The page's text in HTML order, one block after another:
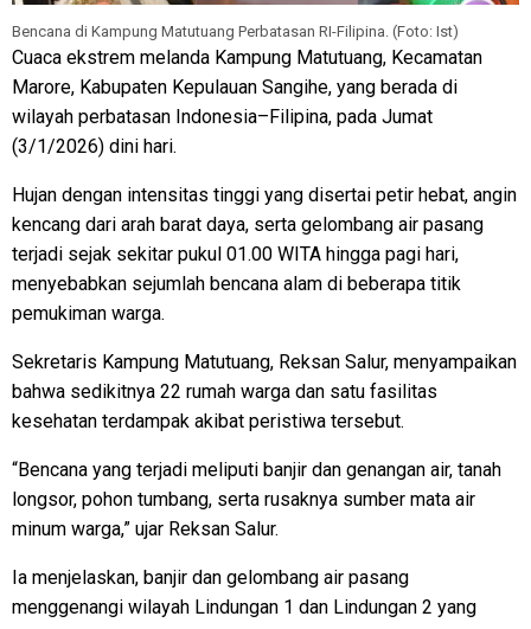
Bencana di Kampung Matutuang Perbatasan RI-Filipina. (Foto: Ist)
Cuaca ekstrem melanda Kampung Matutuang, Kecamatan
Marore, Kabupaten Kepulauan Sangihe, yang berada di
wilayah perbatasan Indonesia–Filipina, pada Jumat
(3/1/2026) dini hari.
Hujan dengan intensitas tinggi yang disertai petir hebat, angin
kencang dari arah barat daya, serta gelombang air pasang
terjadi sejak sekitar pukul 01.00 WITA hingga pagi hari,
menyebabkan sejumlah bencana alam di beberapa titik
pemukiman warga.
Sekretaris Kampung Matutuang, Reksan Salur, menyampaikan
bahwa sedikitnya 22 rumah warga dan satu fasilitas
kesehatan terdampak akibat peristiwa tersebut.
“Bencana yang terjadi meliputi banjir dan genangan air, tanah
longsor, pohon tumbang, serta rusaknya sumber mata air
minum warga,” ujar Reksan Salur.
Ia menjelaskan, banjir dan gelombang air pasang
menggenangi wilayah Lindungan 1 dan Lindungan 2 yang